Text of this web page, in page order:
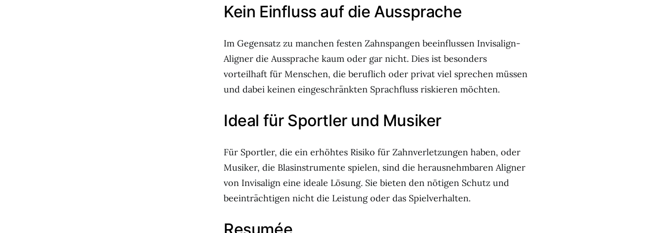
Kein Einfluss auf die Aussprache
Im Gegensatz zu manchen festen Zahnspangen beeinflussen Invisalign-
Aligner die Aussprache kaum oder gar nicht. Dies ist besonders
vorteilhaft für Menschen, die beruflich oder privat viel sprechen müssen
und dabei keinen eingeschränkten Sprachfluss riskieren möchten.
Ideal für Sportler und Musiker
Für Sportler, die ein erhöhtes Risiko für Zahnverletzungen haben, oder
Musiker, die Blasinstrumente spielen, sind die herausnehmbaren Aligner
von Invisalign eine ideale Lösung. Sie bieten den nötigen Schutz und
beeinträchtigen nicht die Leistung oder das Spielverhalten.